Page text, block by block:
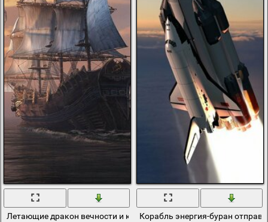
Летающие дракон вечности и корабль в море
Корабль энергия-буран